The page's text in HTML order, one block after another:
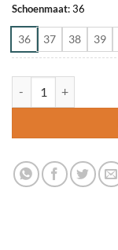
Schoenmaat:36
36 37 38 39